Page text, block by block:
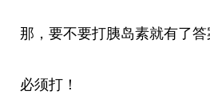
那，要不要打胰岛素就有了答
必须打！